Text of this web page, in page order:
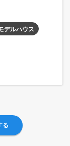
デルハウス
る